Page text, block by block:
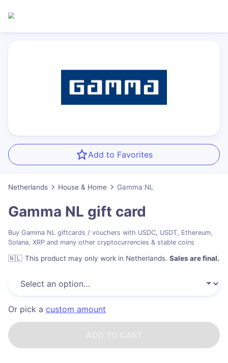
Add to Favorites
Netherlands House & Home Gamma NL
Gamma NL gift card
Buy Gamma NL giftcards / vouchers with USDC, USDT, Ethereum,
Solana, XRP and many other cryptocurrencies & stable coins
🇳🇱 This product may only work in Netherlands. Sales are final.
Or pick a custom amount